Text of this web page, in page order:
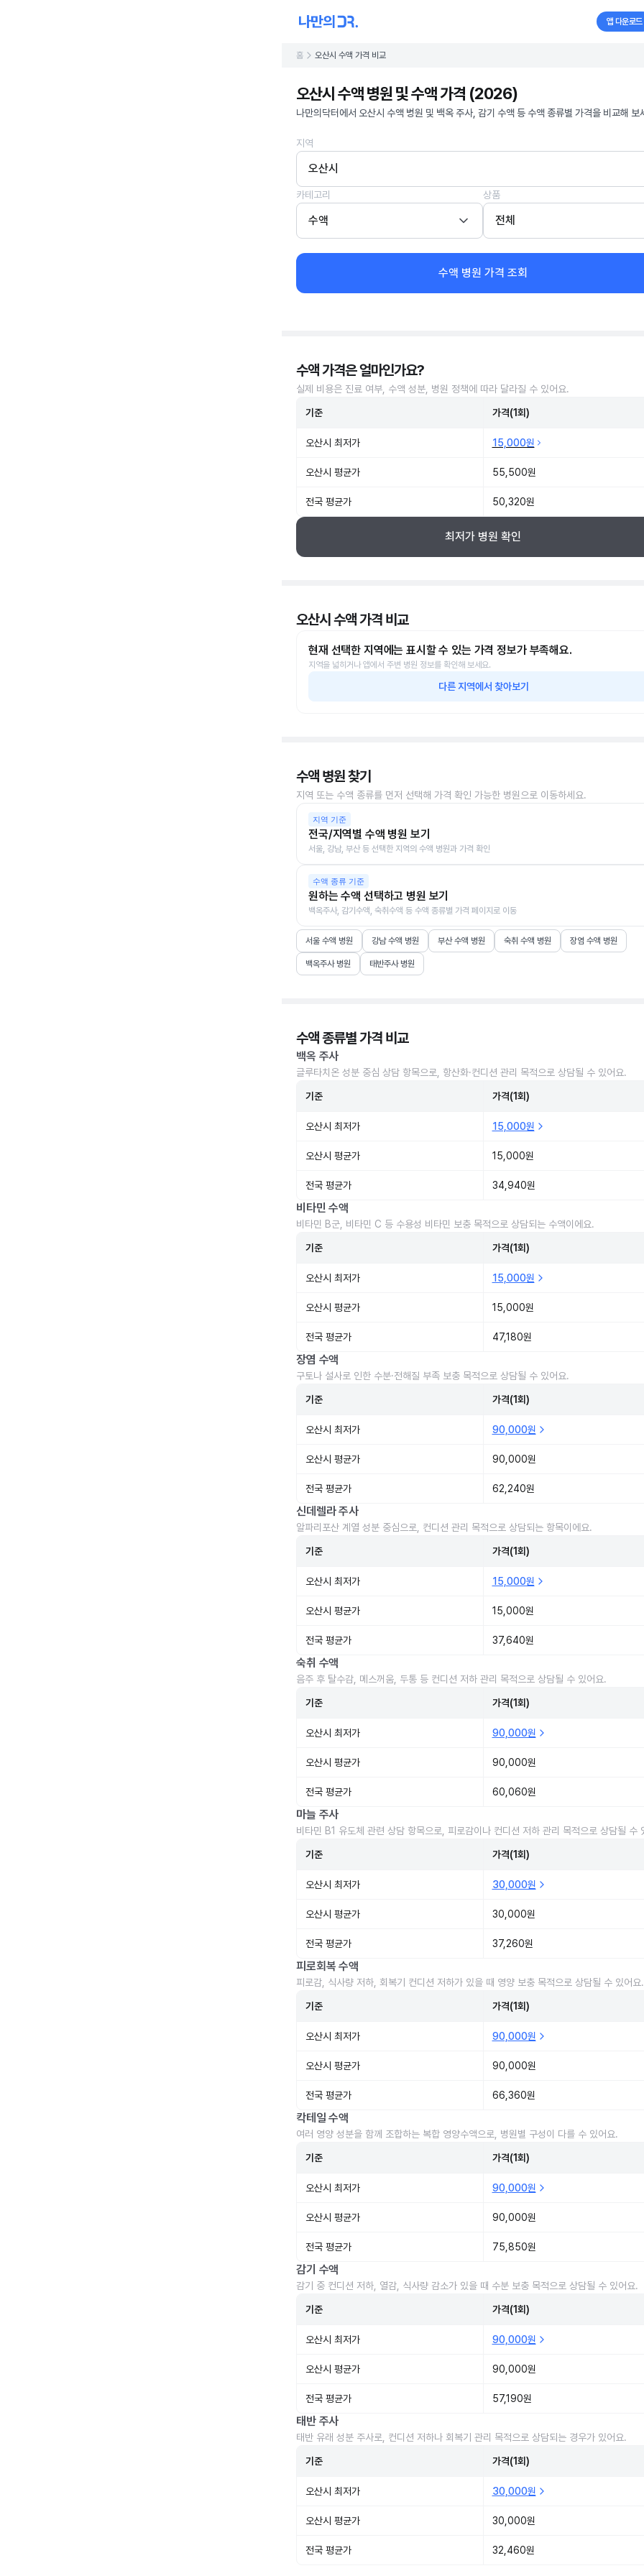
앱 다운로드
홈 오산시 수액 가격 비교
오산시 수액 병원 및 수액 가격 (2026)
나만의닥터에서 오산시 수액 병원 및 백옥 주사, 감기 수액 등 수액 종류별 가격을 비교해 보
지역
오산시
카테고리
수액
상품
전체
수액 병원 가격 조회
수액 가격은 얼마인가요?
실제 비용은 진료 여부, 수액 성분, 병원 정책에 따라 달라질 수 있어요.
기준 가격(1회)
오산시 최저가 15,000원
오산시 평균가 55,500원
전국 평균가 50,320원
최저가 병원 확인
오산시 수액 가격 비교
현재 선택한 지역에는 표시할 수 있는 가격 정보가 부족해요.
지역을 넓히거나 앱에서 주변 병원 정보를 확인해 보세요.
다른 지역에서 찾아보기
수액 병원 찾기
지역 또는 수액 종류를 먼저 선택해 가격 확인 가능한 병원으로 이동하세요.
지역 기준
전국/지역별 수액 병원 보기
서울, 강남, 부산 등 선택한 지역의 수액 병원과 가격 확인
수액 종류 기준
원하는 수액 선택하고 병원 보기
백옥주사, 감기수액, 숙취수액 등 수액 종류별 가격 페이지로 이동
서울 수액 병원 강남 수액 병원 부산 수액 병원 숙취 수액 병원 장염 수액 병원
백옥주사 병원 태반주사 병원
수액 종류별 가격 비교
백옥 주사
글루타치온 성분 중심 상담 항목으로, 항산화·컨디션 관리 목적으로 상담될 수 있어요.
기준 가격(1회)
오산시 최저가 15,000원
오산시 평균가 15,000원
전국 평균가 34,940원
비타민 수액
비타민 B군, 비타민 C 등 수용성 비타민 보충 목적으로 상담되는 수액이에요.
기준 가격(1회)
오산시 최저가 15,000원
오산시 평균가 15,000원
전국 평균가 47,180원
장염 수액
구토나 설사로 인한 수분·전해질 부족 보충 목적으로 상담될 수 있어요.
기준 가격(1회)
오산시 최저가 90,000원
오산시 평균가 90,000원
전국 평균가 62,240원
신데렐라 주사
알파리포산 계열 성분 중심으로, 컨디션 관리 목적으로 상담되는 항목이에요.
기준 가격(1회)
오산시 최저가 15,000원
오산시 평균가 15,000원
전국 평균가 37,640원
숙취 수액
음주 후 탈수감, 메스꺼움, 두통 등 컨디션 저하 관리 목적으로 상담될 수 있어요.
기준 가격(1회)
오산시 최저가 90,000원
오산시 평균가 90,000원
전국 평균가 60,060원
마늘 주사
비타민 B1 유도체 관련 상담 항목으로, 피로감이나 컨디션 저하 관리 목적으로 상담될 수
기준 가격(1회)
오산시 최저가 30,000원
오산시 평균가 30,000원
전국 평균가 37,260원
피로회복 수액
피로감, 식사량 저하, 회복기 컨디션 저하가 있을 때 영양 보충 목적으로 상담될 수 있어요.
기준 가격(1회)
오산시 최저가 90,000원
오산시 평균가 90,000원
전국 평균가 66,360원
칵테일 수액
여러 영양 성분을 함께 조합하는 복합 영양수액으로, 병원별 구성이 다를 수 있어요.
기준 가격(1회)
오산시 최저가 90,000원
오산시 평균가 90,000원
전국 평균가 75,850원
감기 수액
감기 중 컨디션 저하, 열감, 식사량 감소가 있을 때 수분 보충 목적으로 상담될 수 있어요.
기준 가격(1회)
오산시 최저가 90,000원
오산시 평균가 90,000원
전국 평균가 57,190원
태반 주사
태반 유래 성분 주사로, 컨디션 저하나 회복기 관리 목적으로 상담되는 경우가 있어요.
기준 가격(1회)
오산시 최저가 30,000원
오산시 평균가 30,000원
전국 평균가 32,460원